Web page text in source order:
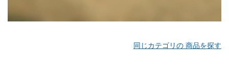
同じカテゴリの 商品を探す